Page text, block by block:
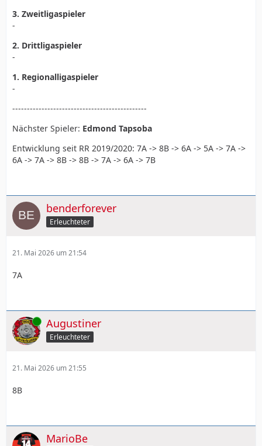
3. Zweitligaspieler
-
2. Drittligaspieler
-
1. Regionalligaspieler
-
----------------------------------------------
Nächster Spieler: Edmond Tapsoba
Entwicklung seit RR 2019/2020: 7A -> 8B -> 6A -> 5A -> 7A ->
6A -> 7A -> 8B -> 8B -> 7A -> 6A -> 7B
benderforever
Erleuchteter
21. Mai 2026 um 21:54
7A
Online Augustiner
Erleuchteter
21. Mai 2026 um 21:55
8B
MarioBe